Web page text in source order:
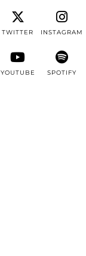
TWITTER INSTAGRAM
YOUTUBE SPOTIFY